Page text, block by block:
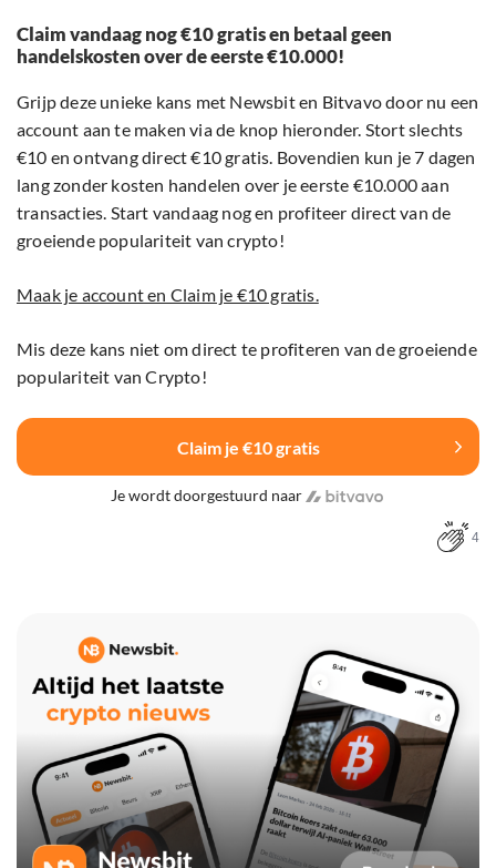
Claim vandaag nog €10 gratis en betaal geen
handelskosten over de eerste €10.000!
Grijp deze unieke kans met Newsbit en Bitvavo door nu een
account aan te maken via de knop hieronder. Stort slechts
€10 en ontvang direct €10 gratis. Bovendien kun je 7 dagen
lang zonder kosten handelen over je eerste €10.000 aan
transacties. Start vandaag nog en profiteer direct van de
groeiende populariteit van crypto!
Maak je account en Claim je €10 gratis.
Mis deze kans niet om direct te profiteren van de groeiende
populariteit van Crypto!
Claim je €10 gratis
Je wordt doorgestuurd naar
4